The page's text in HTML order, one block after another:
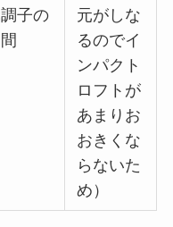
子の
元がしな
るのでイ
ンパクト
ロフトが
あまりお
おきくな
らないた
め）